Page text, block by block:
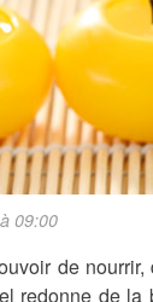
09:00
de
redonne de la